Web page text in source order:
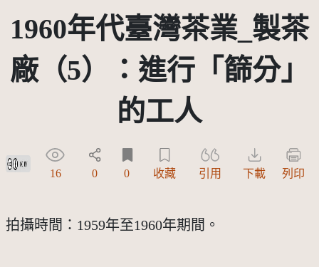
1960年代臺灣茶業_製茶
廠（5）：進行「篩分」
的工人
創用CC姓名標示 3.0 台灣及其後版本(CC BY 3.0 TW +)
16 0 0 收藏 引用 下載 列印
拍攝時間：1959年至1960年期間。